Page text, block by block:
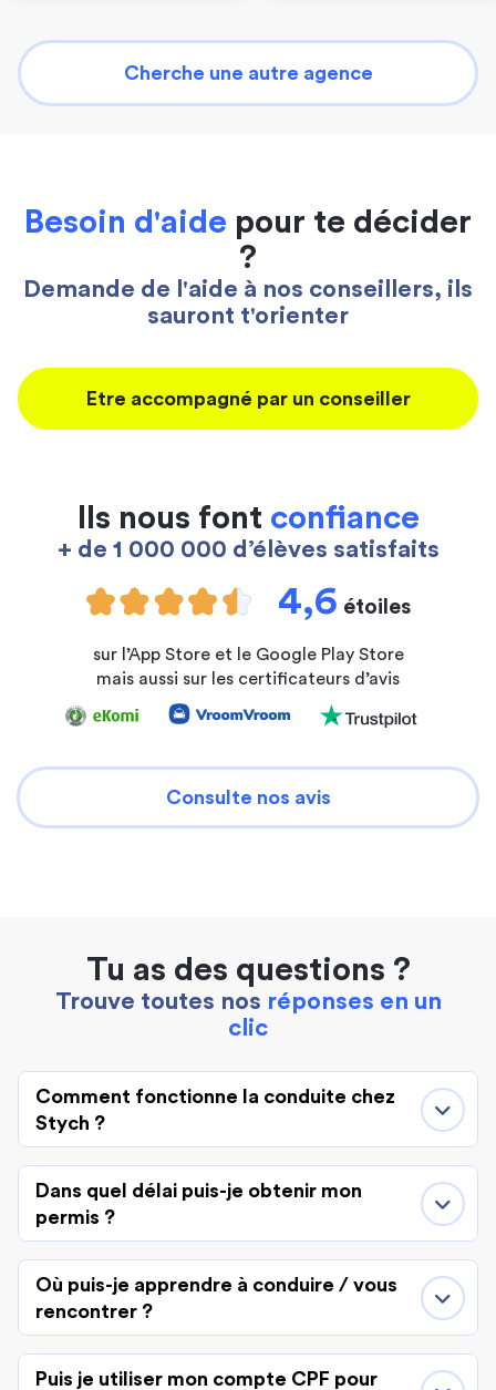
Cherche une autre agence
Besoin d'aide pour te décider
?
Demande de l'aide à nos conseillers, ils
sauront t'orienter
Etre accompagné par un conseiller
Ils nous font confiance
+ de 1 000 000 d’élèves satisfaits
4,6 étoiles
sur l’App Store et le Google Play Store
mais aussi sur les certificateurs d’avis
Consulte nos avis
Tu as des questions ?
Trouve toutes nos réponses en un
clic
Comment fonctionne la conduite chez
Stych ?
Dans quel délai puis-je obtenir mon
permis ?
Où puis-je apprendre à conduire / vous
rencontrer ?
Puis je utiliser mon compte CPF pour